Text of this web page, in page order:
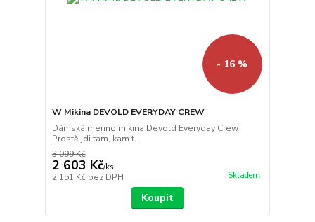
- 16 %
W Mikina DEVOLD EVERYDAY CREW
Dámská merino mikina Devold Everyday Crew
Prostě jdi tam, kam t...
3 099 Kč
2 603 Kč/ks
2 151 Kč bez DPH Skladem
Koupit